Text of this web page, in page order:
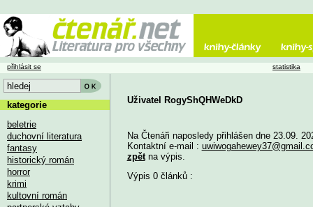
Uživatel RogyShQHWeDkD
Na Čtenáři naposledy přihlášen dne 23.09.
Kontaktní e-mail :
zpětna výpis.
Výpis 0 článků :
přihlásit se statistika
kategorie
beletrie
duchovní literatura
fantasy
historický román
horror
krimi
kultovní román